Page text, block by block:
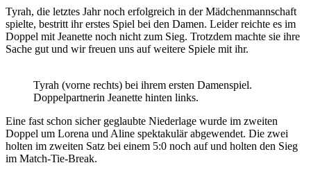
Tyrah, die letztes Jahr noch erfolgreich in der Mädchenmannschaft
spielte, bestritt ihr erstes Spiel bei den Damen. Leider reichte es im
Doppel mit Jeanette noch nicht zum Sieg. Trotzdem machte sie ihre
Sache gut und wir freuen uns auf weitere Spiele mit ihr.
Tyrah (vorne rechts) bei ihrem ersten Damenspiel.
Doppelpartnerin Jeanette hinten links.
Eine fast schon sicher geglaubte Niederlage wurde im zweiten
Doppel um Lorena und Aline spektakulär abgewendet. Die zwei
holten im zweiten Satz bei einem 5:0 noch auf und holten den Sieg
im Match-Tie-Break.